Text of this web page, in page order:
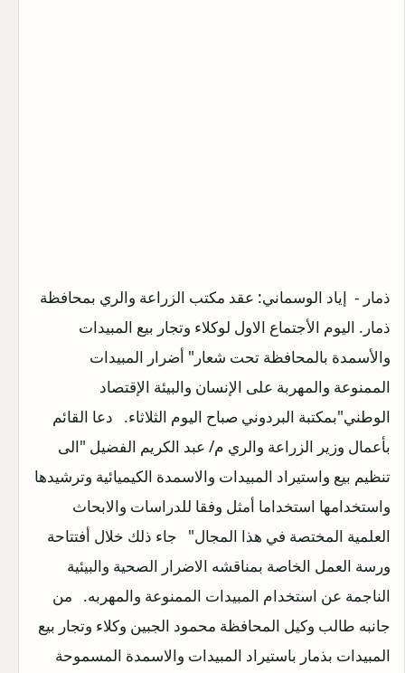
ذمار - إياد الوسماني: عقد مكتب الزراعة والري بمحافظة
ذمار. اليوم الأجتماع الاول لوكلاء وتجار بيع المبيدات
والأسمدة بالمحافظة تحت شعار" أضرار المبيدات
الممنوعة والمهربة على الإنسان والبيئة الإقتصاد
الوطني"بمكتبة البردوني صباح اليوم الثلاثاء. دعا القائم
بأعمال وزير الزراعة والري م/ عبد الكريم الفضيل "الى
تنظيم بيع واستيراد المبيدات والاسمدة الكيميائية وترشيدها
واستخدامها استخداما أمثل وفقا للدراسات والابحاث
العلمية المختصة في هذا المجال" جاء ذلك خلال أفتتاحة
ورسة العمل الخاصة بمناقشه الاضرار الصحية والبيئية
الناجمة عن استخدام المبيدات الممنوعة والمهربه. من
جانبه طالب وكيل المحافظة محمود الجبين وكلاء وتجار بيع
المبيدات بذمار باستيراد المبيدات والاسمدة المسموحة